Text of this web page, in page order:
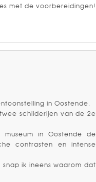
met de voorbereidingen!
in Oostende.
schilderijen van de 2e
in Oostende de
contrasten en intense
snap ik ineens waarom dat